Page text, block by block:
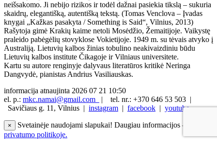
neišsakomo. Ji nebijo rizikos ir todėl dažnai pasiekia tikslą – sukuria
skaidrų, elegantišką, autentišką tekstą. (Tomas Venclova – Įvadas
knygai „Kažkas pasakyta / Something is Said“, Vilnius, 2013)
Rašytoja gimė Krakių kaime netoli Mosėdžio, Žemaitijoje. Vaikystę
praleido pabėgėlių stovyklose Vokietijoje. 1949 m. su tėvais atvyko į
Australiją. Lietuvių kalbos žinias tobulino neakivaizdiniu būdu
Lietuvių kalbos institute Čikagoje ir Vilniaus universitete.
Kartu su autore renginyje dalyvaus literatūros kritikė Neringa
Dangvydė, pianistas Andrius Vasiliauskas.
informacija atnaujinta 2026 07 21 10:50
el. p.: mkc.namai@gmail.com |
tel. nr.: +370 646 53 503 |
Savičiaus g. 11, Vilnius | instagram | facebook | youtube
×
Svetainėje naudojami slapukai! Daugiau informacijos —
privatumo politikoje.